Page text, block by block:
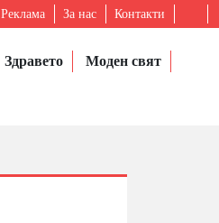
Реклама За нас Контакти
Здравето
Моден свят